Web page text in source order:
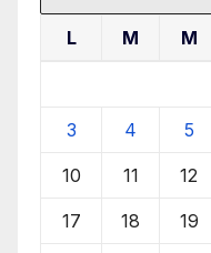
L M M
3 4 5
10 11 12
17 18 19